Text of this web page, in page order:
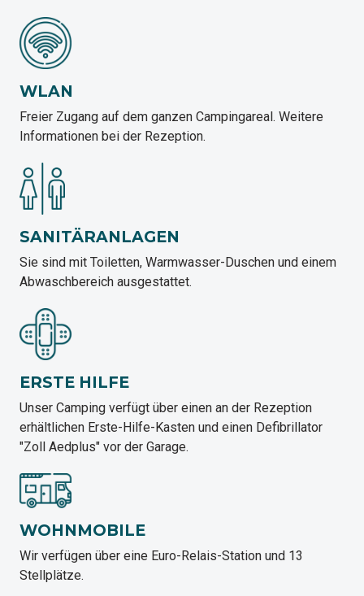
WLAN
Freier Zugang auf dem ganzen Campingareal. Weitere
Informationen bei der Rezeption.
SANITÄRANLAGEN
Sie sind mit Toiletten, Warmwasser-Duschen und einem
Abwaschbereich ausgestattet.
ERSTE HILFE
Unser Camping verfügt über einen an der Rezeption
erhältlichen Erste-Hilfe-Kasten und einen Defibrillator
"Zoll Aedplus" vor der Garage.
WOHNMOBILE
Wir verfügen über eine Euro-Relais-Station und 13
Stellplätze.